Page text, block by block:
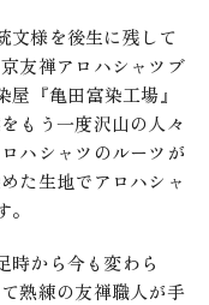
文様を後生に残して
友禅アロハシャツブ
『亀田富染工場』
もう一度沢山の人々
ハシャツのルーツが
た生地でアロハシャ
時から今も変わら
熟練の友禅職人が手